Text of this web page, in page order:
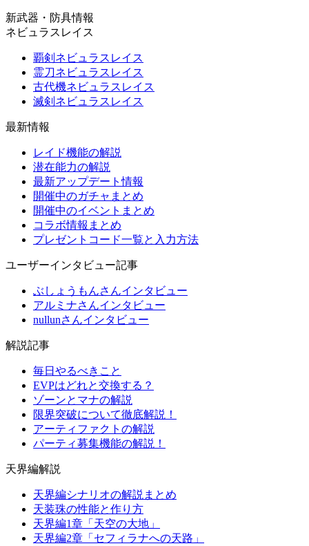
新武器・防具情報
ネビュラスレイス
覇剣ネビュラスレイス
霊刀ネビュラスレイス
古代機ネビュラスレイス
滅剣ネビュラスレイス
最新情報
レイド機能の解説
潜在能力の解説
最新アップデート情報
開催中のガチャまとめ
開催中のイベントまとめ
コラボ情報まとめ
プレゼントコード一覧と入力方法
ユーザーインタビュー記事
ぶしょうもんさんインタビュー
アルミナさんインタビュー
nullunさんインタビュー
解説記事
毎日やるべきこと
EVPはどれと交換する？
ゾーンとマナの解説
限界突破について徹底解説！
アーティファクトの解説
パーティ募集機能の解説！
天界編解説
天界編シナリオの解説まとめ
天装珠の性能と作り方
天界編1章「天空の大地」
天界編2章「セフィラナへの天路」